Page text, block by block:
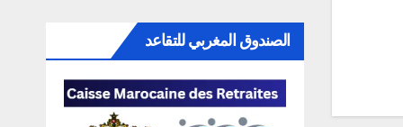
الصندوق المغربي للتقاعد